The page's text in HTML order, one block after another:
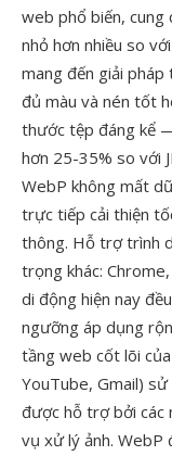
web phổ biến,
nhỏ hơn nhiều so
mang đến giải
đủ màu và nén tốt
thước tệp đáng kể
hơn 25-35% so với
WebP không mất
trực tiếp cải thiện
thông. Hỗ trợ trình
trọng khác:
di động hiện nay
ngưỡng áp dụng
tầng web cốt lõi
YouTube, Gmail)
được hỗ trợ bởi các
vụ xử lý ảnh. WebP